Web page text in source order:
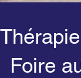
Foire